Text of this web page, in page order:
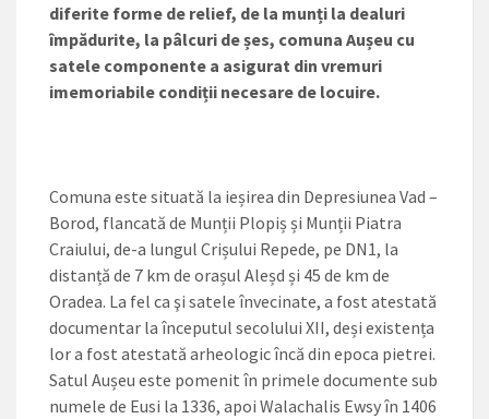
diferite forme de relief, de la munți la dealuri
împădurite, la pâlcuri de șes, comuna Aușeu cu
satele componente a asigurat din vremuri
imemoriabile condiții necesare de locuire.
Comuna este situată la ieșirea din Depresiunea Vad –
Borod, flancată de Munții Plopiș și Munții Piatra
Craiului, de-a lungul Crișului Repede, pe DN1, la
distanță de 7 km de orașul Aleșd și 45 de km de
Oradea. La fel ca şi satele învecinate, a fost atestată
documentar la începutul secolului XII, deși existența
lor a fost atestată arheologic încă din epoca pietrei.
Satul Aușeu este pomenit în primele documente sub
numele de Eusi la 1336, apoi Walachalis Ewsy în 1406